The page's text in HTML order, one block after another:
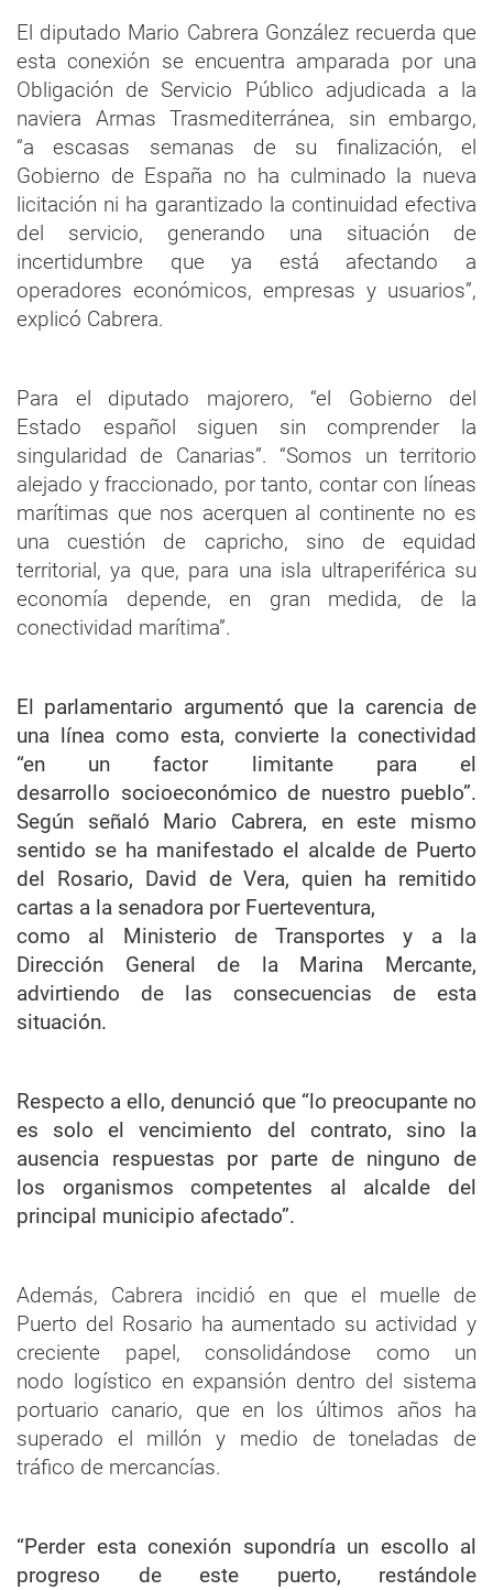
El diputado Mario Cabrera González recuerda que
esta conexión se encuentra amparada por una
Obligación de Servicio Público adjudicada a la
naviera Armas Trasmediterránea, sin embargo,
“a escasas semanas de su finalización, el
Gobierno de España no ha culminado la nueva
licitación ni ha garantizado la continuidad efectiva
del servicio, generando una situación de
incertidumbre que ya está afectando a
operadores económicos, empresas y usuarios”,
explicó Cabrera.
Para el diputado majorero, “el Gobierno del
Estado español siguen sin comprender la
singularidad de Canarias”. “Somos un territorio
alejado y fraccionado, por tanto, contar con líneas
marítimas que nos acerquen al continente no es
una cuestión de capricho, sino de equidad
territorial, ya que, para una isla ultraperiférica su
economía depende, en gran medida, de la
conectividad marítima”.
El parlamentario argumentó que la carencia de
una línea como esta, convierte la conectividad
“en un factor limitante para el
desarrollo socioeconómico de nuestro pueblo”.
Según señaló Mario Cabrera, en este mismo
sentido se ha manifestado el alcalde de Puerto
del Rosario, David de Vera, quien ha remitido
cartas a la senadora por Fuerteventura,
como al Ministerio de Transportes y a la
Dirección General de la Marina Mercante,
advirtiendo de las consecuencias de esta
situación.
Respecto a ello, denunció que “lo preocupante no
es solo el vencimiento del contrato, sino la
ausencia respuestas por parte de ninguno de
los organismos competentes al alcalde del
principal municipio afectado”.
Además, Cabrera incidió en que el muelle de
Puerto del Rosario ha aumentado su actividad y
creciente papel, consolidándose como un
nodo logístico en expansión dentro del sistema
portuario canario, que en los últimos años ha
superado el millón y medio de toneladas de
tráfico de mercancías.
“Perder esta conexión supondría un escollo al
progreso de este puerto, restándole